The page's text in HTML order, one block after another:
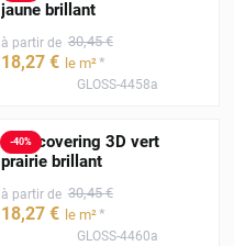
jaune brillant
à partir de 30,45 €
18,27 € le m²*
GLOSS-4458a
-40%
Film covering 3D vert
prairie brillant
à partir de 30,45 €
18,27 € le m²*
GLOSS-4460a